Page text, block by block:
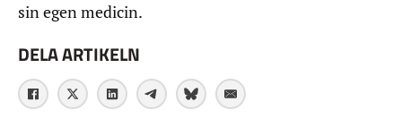
sin egen medicin.
DELA ARTIKELN